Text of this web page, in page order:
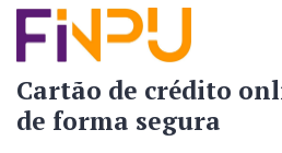
Cartão de crédito
de forma segura